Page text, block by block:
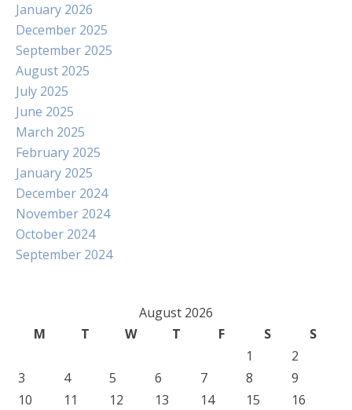
January 2026
December 2025
September 2025
August 2025
July 2025
June 2025
March 2025
February 2025
January 2025
December 2024
November 2024
October 2024
September 2024
August 2026
M
T W T F S
S
1
2
3
4 5 6 7 8
9
10
11 12 13 14 15
16